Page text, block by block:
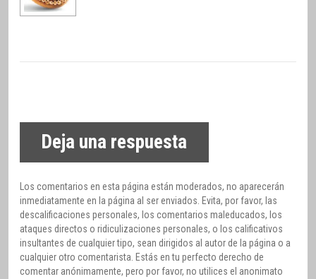
Deja una respuesta
Los comentarios en esta página están moderados, no aparecerán
inmediatamente en la página al ser enviados. Evita, por favor, las
descalificaciones personales, los comentarios maleducados, los
ataques directos o ridiculizaciones personales, o los calificativos
insultantes de cualquier tipo, sean dirigidos al autor de la página o a
cualquier otro comentarista. Estás en tu perfecto derecho de
comentar anónimamente, pero por favor, no utilices el anonimato